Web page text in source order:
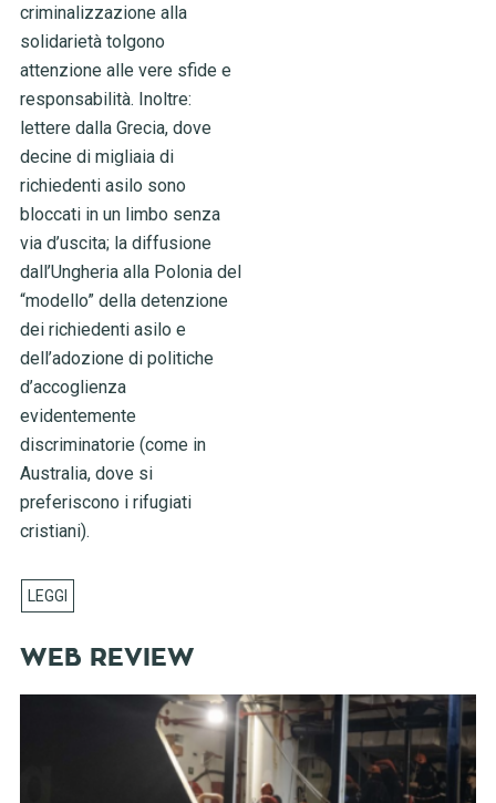
criminalizzazione alla
solidarietà tolgono
attenzione alle vere sfide e
responsabilità. Inoltre:
lettere dalla Grecia, dove
decine di migliaia di
richiedenti asilo sono
bloccati in un limbo senza
via d’uscita; la diffusione
dall’Ungheria alla Polonia del
“modello” della detenzione
dei richiedenti asilo e
dell’adozione di politiche
d’accoglienza
evidentemente
discriminatorie (come in
Australia, dove si
preferiscono i rifugiati
cristiani).
WEB REVIEW